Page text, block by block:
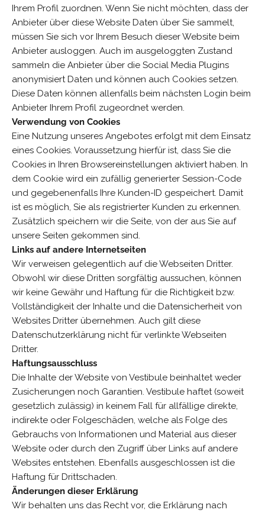
Ihrem Profil zuordnen. Wenn Sie nicht möchten, dass der
Anbieter über diese Website Daten über Sie sammelt,
müssen Sie sich vor Ihrem Besuch dieser Website beim
Anbieter ausloggen. Auch im ausgeloggten Zustand
sammeln die Anbieter über die Social Media Plugins
anonymisiert Daten und können auch Cookies setzen.
Diese Daten können allenfalls beim nächsten Login beim
Anbieter Ihrem Profil zugeordnet werden.
Verwendung von Cookies
Eine Nutzung unseres Angebotes erfolgt mit dem Einsatz
eines Cookies. Voraussetzung hierfür ist, dass Sie die
Cookies in Ihren Browsereinstellungen aktiviert haben. In
dem Cookie wird ein zufällig generierter Session-Code
und gegebenenfalls Ihre Kunden-ID gespeichert. Damit
ist es möglich, Sie als registrierter Kunden zu erkennen.
Zusätzlich speichern wir die Seite, von der aus Sie auf
unsere Seiten gekommen sind.
Links auf andere Internetseiten
Wir verweisen gelegentlich auf die Webseiten Dritter.
Obwohl wir diese Dritten sorgfältig aussuchen, können
wir keine Gewähr und Haftung für die Richtigkeit bzw.
Vollständigkeit der Inhalte und die Datensicherheit von
Websites Dritter übernehmen. Auch gilt diese
Datenschutzerklärung nicht für verlinkte Webseiten
Dritter.
Haftungsausschluss
Die Inhalte der Website von Vestibule beinhaltet weder
Zusicherungen noch Garantien. Vestibule haftet (soweit
gesetzlich zulässig) in keinem Fall für allfällige direkte,
indirekte oder Folgeschäden, welche als Folge des
Gebrauchs von Informationen und Material aus dieser
Website oder durch den Zugriff über Links auf andere
Websites entstehen. Ebenfalls ausgeschlossen ist die
Haftung für Drittschaden.
Änderungen dieser Erklärung
Wir behalten uns das Recht vor, die Erklärung nach